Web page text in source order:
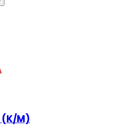
(K/M)